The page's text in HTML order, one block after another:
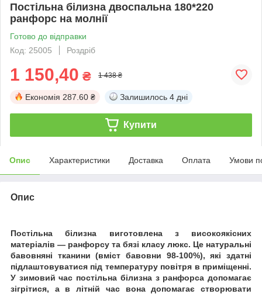
Постільна білизна двоспальна 180*220
ранфорс на молнії
Готово до відправки
Код: 25005
Роздріб
1 150,40 ₴ 1 438 ₴
Економія 287.60 ₴ Залишилось 4 дні
Купити
Опис Характеристики Доставка Оплата Умови
Опис
Постільна білизна виготовлена з високоякісних
матеріалів ― ранфорсу та бязі класу люкс. Це натуральні
бавовняні тканини (вміст бавовни 98-100%), які здатні
підлаштовуватися під температуру повітря в приміщенні.
У зимовий час постільна білизна з ранфорса допомагає
зігрітися, а в літній час вона допомагає створювати